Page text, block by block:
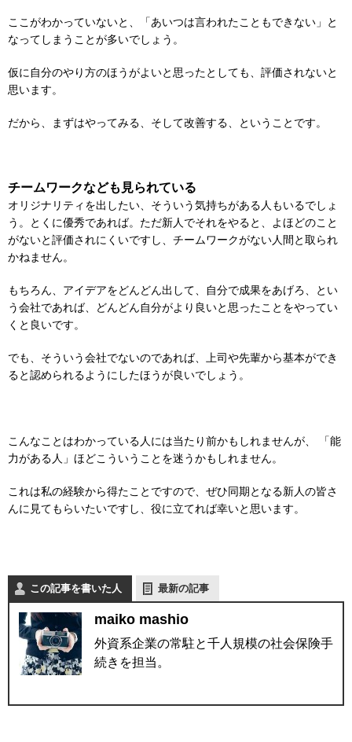
ここがわかっていないと、「あいつは言われたこともできない」
と
なってしまうことが多いでしょう。
仮に自分のやり方のほうがよいと思ったとしても、 評価されないと
思います。
だから、まずはやってみる、そして改善する、ということです。
チームワークなども見られている
オリジナリティを出したい、 そういう気持ちがある人もいるでしょ
う。とくに優秀であれば。 ただ新人でそれをやると、
よほどのこと
がないと評価されにくいですし、 チームワークがない人間と取られ
かねません。
もちろん、アイデアをどんどん出して、自分で成果をあげろ、
とい
う会社であれば、
どんどん自分がより良いと思ったことをやってい
くと良いです。
でも、そういう会社でないのであれば、
上司や先輩から基本ができ
ると認められるようにしたほうが良いでしょう。
こんなことはわかっている人には当たり前かもしれませんが、 「能
力がある人」ほどこういうことを迷うかもしれません。
これは私の経験から得たことですので、 ぜひ同期となる新人の皆さ
んに見てもらいたいですし、役に立てれば幸いと思います。
この記事を書いた人 最新の記事
maiko mashio
外資系企業の常駐と千人規模の社会保険手
続きを担当。